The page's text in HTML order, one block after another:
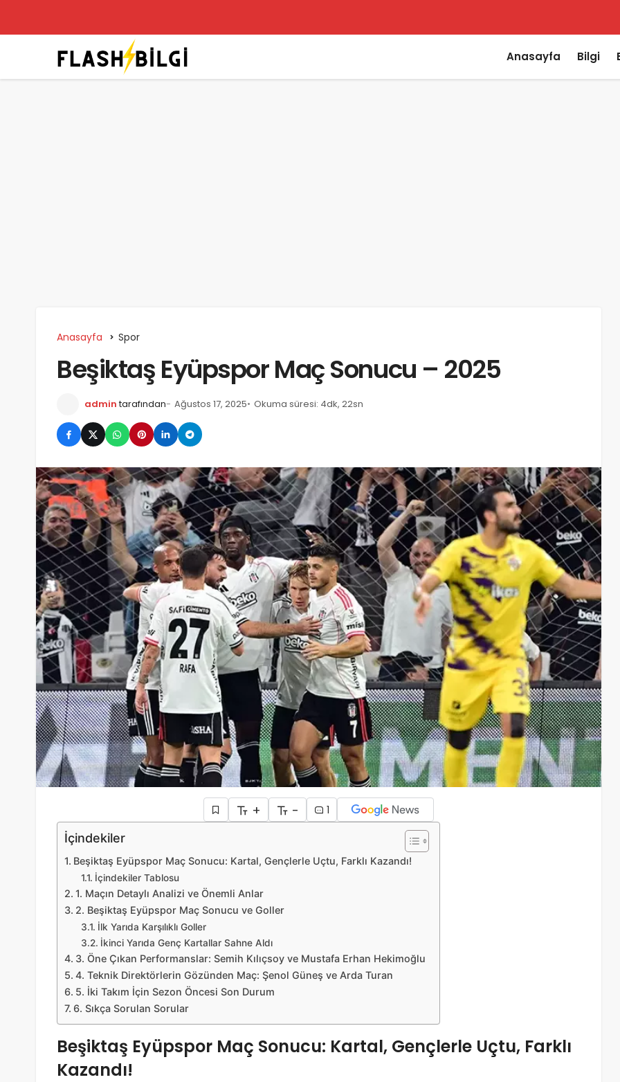
Anasayfa Bilgi
Anasayfa Spor
Beşiktaş Eyüpspor Maç Sonucu – 2025
admin tarafından Ağustos 17, 2025 Okuma süresi: 4dk, 22sn
+ - 1
İçindekiler
Beşiktaş Eyüpspor Maç Sonucu: Kartal, Gençlerle Uçtu, Farklı Kazandı!
İçindekiler Tablosu
1. Maçın Detaylı Analizi ve Önemli Anlar
2. Beşiktaş Eyüpspor Maç Sonucu ve Goller
İlk Yarıda Karşılıklı Goller
İkinci Yarıda Genç Kartallar Sahne Aldı
3. Öne Çıkan Performanslar: Semih Kılıçsoy ve Mustafa Erhan Hekimoğlu
4. Teknik Direktörlerin Gözünden Maç: Şenol Güneş ve Arda Turan
5. İki Takım İçin Sezon Öncesi Son Durum
6. Sıkça Sorulan Sorular
Beşiktaş Eyüpspor Maç Sonucu: Kartal, Gençlerle Uçtu, Farklı
Kazandı!